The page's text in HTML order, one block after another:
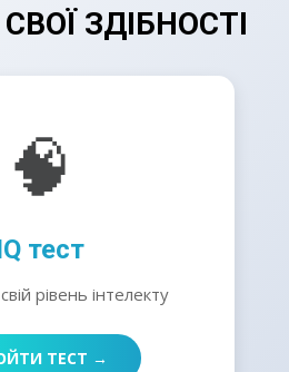
ЗДІБНОСТІ
🧠
тест
рівень інтелекту
ТЕСТ →